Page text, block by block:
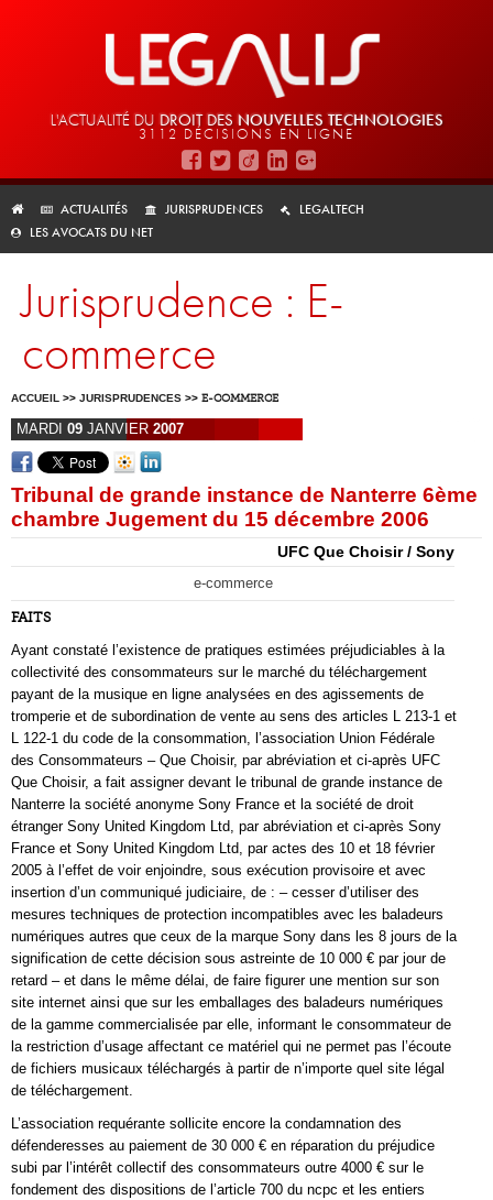
L'ACTUALITÉ DU DROIT DES NOUVELLES TECHNOLOGIES
3112 DÉCISIONS EN LIGNE
ACTUALITÉS JURISPRUDENCES
LEGALTECH
LES AVOCATS DU NET
Jurisprudence : E-
commerce
ACCUEIL >> JURISPRUDENCES >> E-COMMERCE
MARDI 09 JANVIER 2007
Tribunal de grande instance de Nanterre 6ème
chambre Jugement du 15 décembre 2006
UFC Que Choisir / Sony
e-commerce
FAITS
Ayant constaté l’existence de pratiques estimées préjudiciables à la
collectivité des consommateurs sur le marché du téléchargement
payant de la musique en ligne analysées en des agissements de
tromperie et de subordination de vente au sens des articles L 213-1 et
L 122-1 du code de la consommation, l’association Union Fédérale
des Consommateurs – Que Choisir, par abréviation et ci-après UFC
Que Choisir, a fait assigner devant le tribunal de grande instance de
Nanterre la société anonyme Sony France et la société de droit
étranger Sony United Kingdom Ltd, par abréviation et ci-après Sony
France et Sony United Kingdom Ltd, par actes des 10 et 18 février
2005 à l’effet de voir enjoindre, sous exécution provisoire et avec
insertion d’un communiqué judiciaire, de : – cesser d’utiliser des
mesures techniques de protection incompatibles avec les baladeurs
numériques autres que ceux de la marque Sony dans les 8 jours de la
signification de cette décision sous astreinte de 10 000 € par jour de
retard – et dans le même délai, de faire figurer une mention sur son
site internet ainsi que sur les emballages des baladeurs numériques
de la gamme commercialisée par elle, informant le consommateur de
la restriction d’usage affectant ce matériel qui ne permet pas l’écoute
de fichiers musicaux téléchargés à partir de n’importe quel site légal
de téléchargement.
L’association requérante sollicite encore la condamnation des
défenderesses au paiement de 30 000 € en réparation du préjudice
subi par l’intérêt collectif des consommateurs outre 4000 € sur le
fondement des dispositions de l’article 700 du ncpc et les entiers